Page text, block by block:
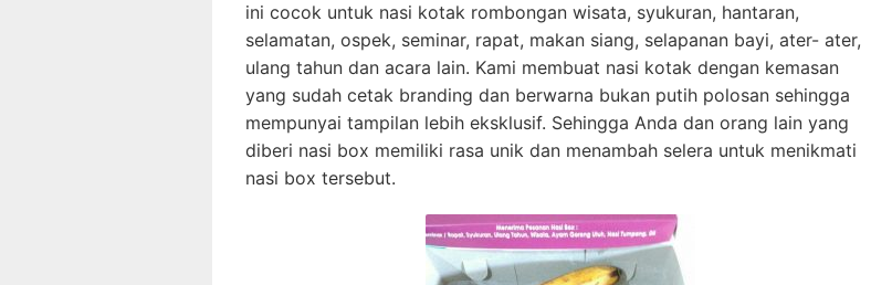
ini cocok untuk nasi kotak rombongan wisata, syukuran, hantaran,
selamatan, ospek, seminar, rapat, makan siang, selapanan bayi, ater- ater,
ulang tahun dan acara lain. Kami membuat nasi kotak dengan kemasan
yang sudah cetak branding dan berwarna bukan putih polosan sehingga
mempunyai tampilan lebih eksklusif. Sehingga Anda dan orang lain yang
diberi nasi box memiliki rasa unik dan menambah selera untuk menikmati
nasi box tersebut.